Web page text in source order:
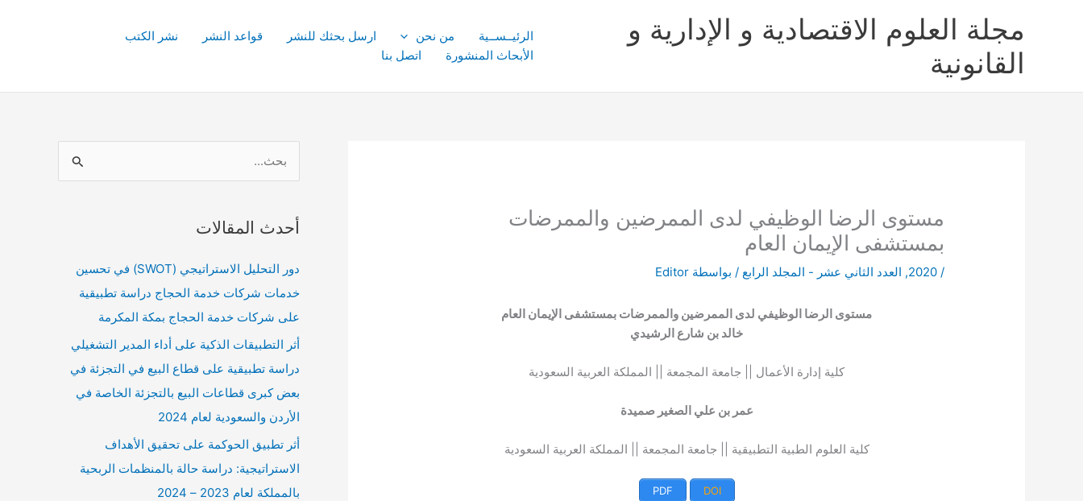
مجلة العلوم الاقتصادية و الإدارية و
القانونية
الرئيــســية من نحن ارسل بحثك للنشر قواعد النشر
نشر الكتب
الأبحاث المنشورة
اتصل بنا
مستوى الرضا الوظيفي لدى الممرضين والممرضات
بمستشفى الإيمان العام
/
2020
, العدد الثاني عشر - المجلد الرابع / بواسطة Editor
مستوى الرضا الوظيفي لدى الممرضين والممرضات بمستشفى الإيمان العام
خالد بن شارع الرشيدي
كلية إدارة الأعمال || جامعة المجمعة || المملكة العربية السعودية
عمر بن علي الصغير صميدة
كلية العلوم الطبية التطبيقية || جامعة المجمعة || المملكة العربية السعودية
DOI
PDF
ح
:
أحدث المقالات
دور التحليل الاستراتيجي (SWOT) في تحسين
خدمات شركات خدمة الحجاج دراسة تطبيقية
على شركات خدمة الحجاج بمكة المكرمة
أثر التطبيقات الذكية على أداء المدير التشغيلي
دراسة تطبيقية على قطاع البيع في التجزئة في
بعض كبرى قطاعات البيع بالتجزئة الخاصة في
الأردن والسعودية لعام 2024
أثر تطبيق الحوكمة على تحقيق الأهداف
الاستراتيجية: دراسة حالة بالمنظمات الربحية
بالمملكة لعام 2023 – 2024